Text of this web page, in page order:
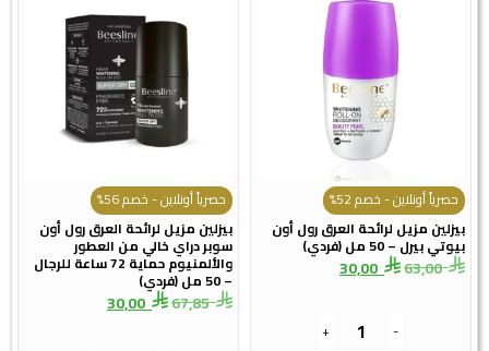
حصرياً أونلاين - خصم 52%
بيزلين مزيل لرائحة العرق رول أون
بيوتي بيرل – 50 مل (فردي)
63,00
30,00
-
+
حصرياً أونلاين - خصم 56%
بيزلين مزيل لرائحة العرق رول أون
سوبر دراي خالي من العطور
والألمنيوم حماية 72 ساعة للرجال
– 50 مل (فردي)
67,85
30,00